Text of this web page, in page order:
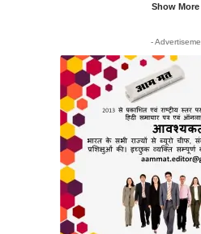
Show More
-